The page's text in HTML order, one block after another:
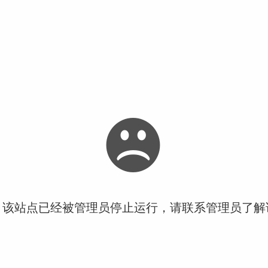
站点已经被管理员停止运行，请联系管理员了